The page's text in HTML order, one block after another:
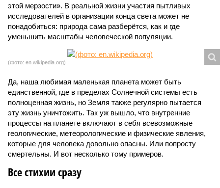
этой мерзости». В реальной жизни участия пытливых
исследователей в организации конца света может не
понадобиться: природа сама разберётся, как и где
уменьшить масштабы человеческой популяции.
(фото: en.wikipedia.org)
Да, наша любимая маленькая планета может быть
единственной, где в пределах Солнечной системы есть
полноценная жизнь, но Земля также регулярно пытается
эту жизнь уничтожить. Так уж вышло, что внутренние
процессы на планете включают в себя всевозможные
геологические, метеорологические и физические явления,
которые для человека довольно опасны. Или попросту
смертельны. И вот несколько тому примеров.
Все стихии сразу